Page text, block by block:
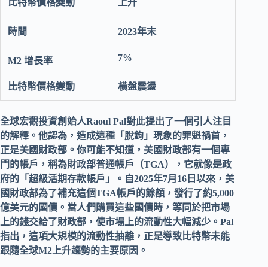
上升
2023年末
7%
橫盤震盪
全球宏觀投資創始人Raoul Pal對此提出了一個引人注目
的解釋。他認為，造成這種「脫鉤」現象的罪魁禍首，
正是美國財政部 。你可能不知道，美國財政部有一個專
門的帳戶，稱為財政部普通帳戶（TGA）
，它就像是政
府的「超級活期存款帳戶」。自2025年7月16日以來，美
國財政部為了補充這個TGA帳戶的餘額，發行了約5,000
億美元的國債 。當人們購買這些國債時，等同於把市場
上的錢交給了財政部，使市場上的流動性大幅減少。Pal
指出，這項大規模的流動性抽離 ，正是導致 比特幣未能
跟隨全球M2上升趨勢的主要原因。